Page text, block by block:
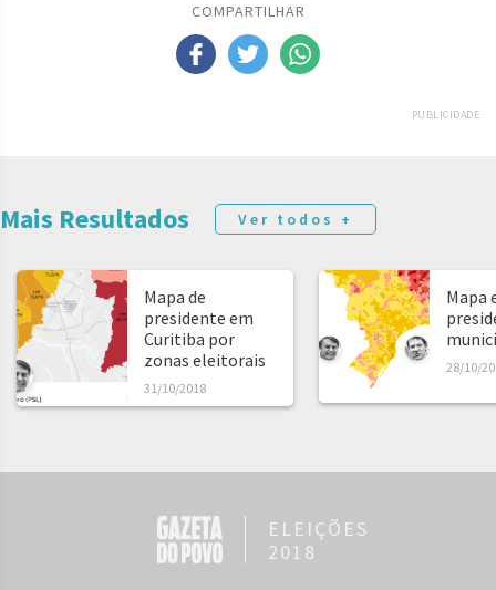
COMPARTILHAR
PUBLICIDADE
Mais Resultados Ver todos +
Mapa de
presidente em
Curitiba por
zonas eleitorais
31/10/2018
Mapa
28/10/
ELEIÇÕES
2018